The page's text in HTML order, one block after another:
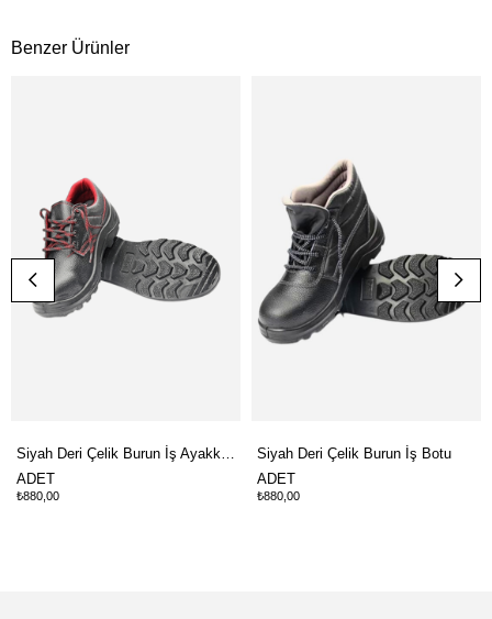
Benzer Ürünler
ADET
₺880,00
Siyah Deri Çelik Burun İş Botu
ADET
₺880,00